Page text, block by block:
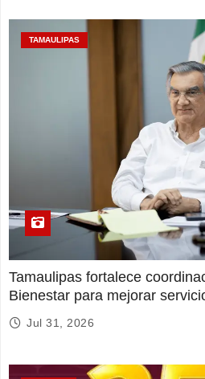
TAMAULIPAS
Tamaulipas fortalece
Bienestar para mejorar
Jul 31, 2026